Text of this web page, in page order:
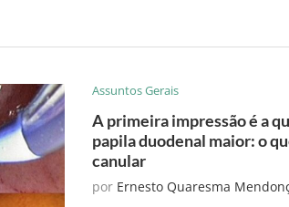
Assuntos Gerais
A primeira impressão é a
papila duodenal maior: o
canular
por Ernesto Quaresma